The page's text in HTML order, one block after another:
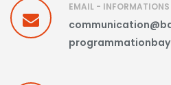
EMAIL - INFORMATIONS